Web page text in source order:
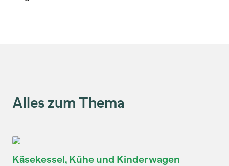
Alles zum Thema
Käsekessel, Kühe und Kinderwagen